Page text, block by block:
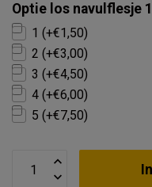
Optie los navulflesje
1 (+€1,50)
2 (+€3,00)
3 (+€4,50)
4 (+€6,00)
5 (+€7,50)